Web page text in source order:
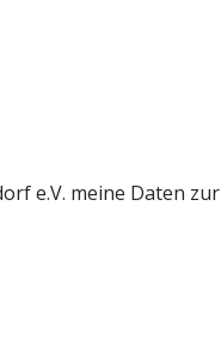
e.V. meine Daten zur